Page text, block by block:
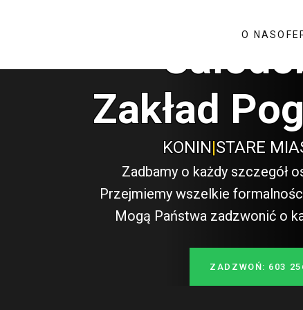
O NAS
Zakład
KONIN|STARE
Zadbamy o każdy szczegół
Przejmiemy wszelkie
Mogą Państwa zadzwonić o
ZADZWOŃ: 603